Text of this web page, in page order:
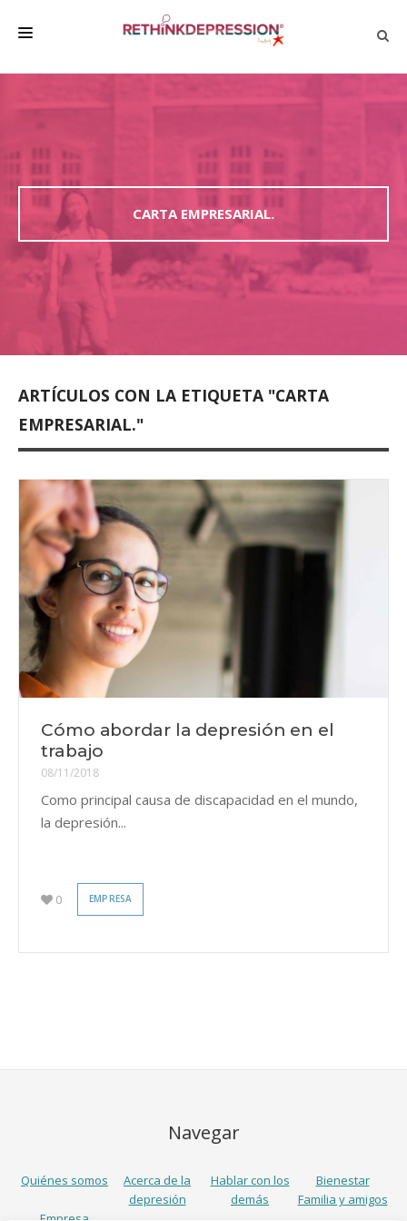
HABLAR CON LOS DEMÁS
BIENESTAR
FAMILIA Y AMIGOS
EMPRESA
DEPRESSÃO SEM RODEIOS
CARTA EMPRESARIAL.
ARTÍCULOS CON LA ETIQUETA "CARTA
EMPRESARIAL."
Cómo abordar la depresión en el
trabajo
08/11/2018
Como principal causa de discapacidad en el mundo,
la depresión...
0 EMPRESA
Navegar
Quiénes somos
Acerca de la
depresión
Hablar con los
demás
Bienestar
Familia y amigos